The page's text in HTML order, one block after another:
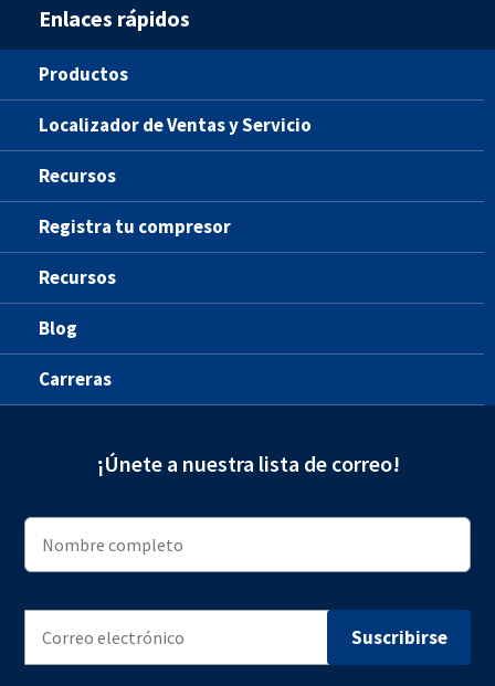
Enlaces rápidos
Productos
Localizador de Ventas y Servicio
Recursos
Registra tu compresor
Recursos
Blog
Carreras
¡Únete a nuestra lista de correo!